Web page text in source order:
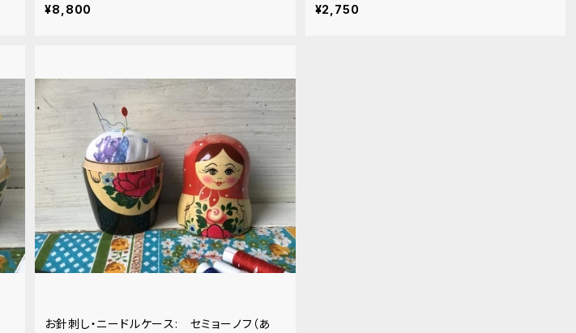
¥8,800
¥2,750
お針刺し・ニードルケース: セミョーノフ（あ